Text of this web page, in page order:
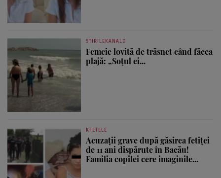
STIRILEKANALD
Femeie lovită de trăsnet când făcea
plajă: „Soțul ei...
KFETELE
Acuzații grave după găsirea fetiței
de 11 ani dispărute în Bacău!
Familia copilei cere imaginile...